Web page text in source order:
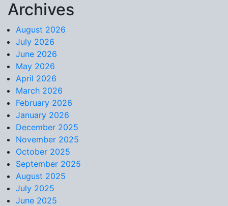
Skip to content
Archives
August 2026
July 2026
June 2026
May 2026
April 2026
March 2026
February 2026
January 2026
December 2025
November 2025
October 2025
September 2025
August 2025
July 2025
June 2025